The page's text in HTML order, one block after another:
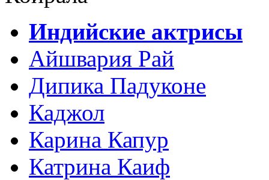
Индийские актрисы
Айшвария Рай
Дипика Падуконе
Каджол
Карина Капур
Катрина Каиф